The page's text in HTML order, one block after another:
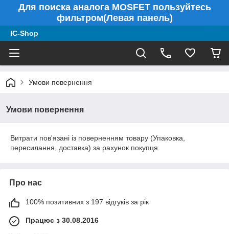
Для поиска аналога MOSFET пользуйтесь
фильтром(Левая панель)
IC-Shop
Умови повернення
Умови повернення
Витрати пов'язані із поверненням товару (Упаковка,
пересилання, доставка) за рахунок покупця.
Про нас
100% позитивних з 197 відгуків за рік
Працює з 30.08.2016